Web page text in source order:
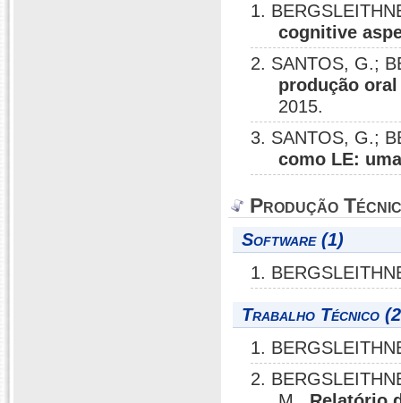
1.
cognitive
2. SANTOS, G.;
produção
2015.
3. SANTOS, G.;
como LE:
Produção
Software (1)
1.
Trabalho Técnico
1.
2.